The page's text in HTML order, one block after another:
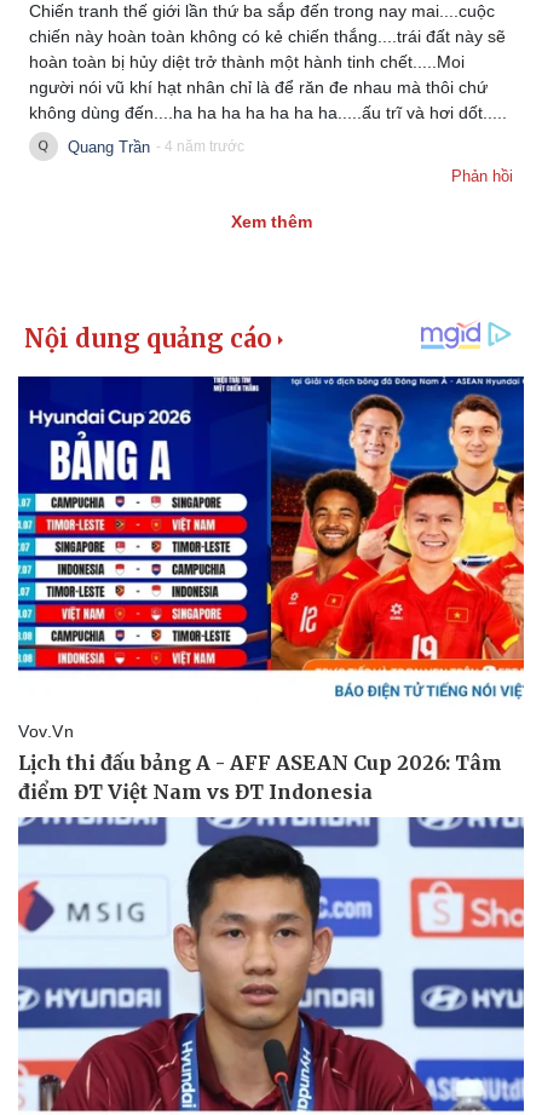
Chiến tranh thế giới lần thứ ba sắp đến trong nay mai....cuộc
chiến này hoàn toàn không có kẻ chiến thắng....trái đất này sẽ
hoàn toàn bị hủy diệt trở thành một hành tinh chết.....Moi
người nói vũ khí hạt nhân chỉ là để răn đe nhau mà thôi chứ
không dùng đến....ha ha ha ha ha ha ha.....ấu trĩ và hơi dốt.....
Quang Trần - 4 năm trước
Phản hồi
Xem thêm